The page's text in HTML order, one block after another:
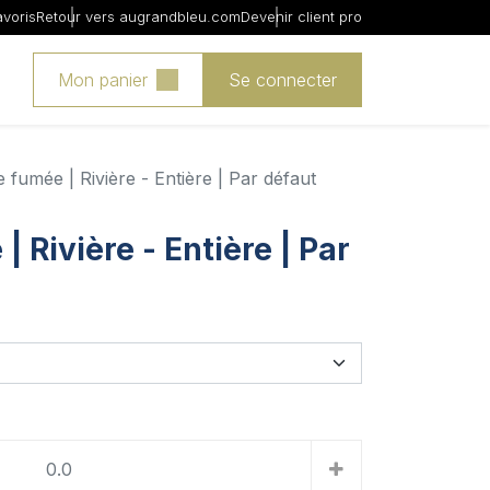
Retour vers augrandbleu.comDevenir client pro
Mon panier Se connecter
fumée | Rivière - Entière | Par défaut
Rivière - Entière | Par